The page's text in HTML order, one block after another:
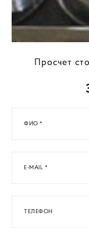
Просчет
ФИО *
E-MAIL *
ТЕЛЕФОН